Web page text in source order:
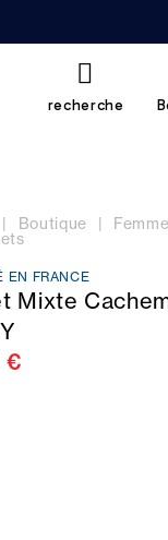
recherche
Boutique Femme
EN FRANCE
Mixte
€